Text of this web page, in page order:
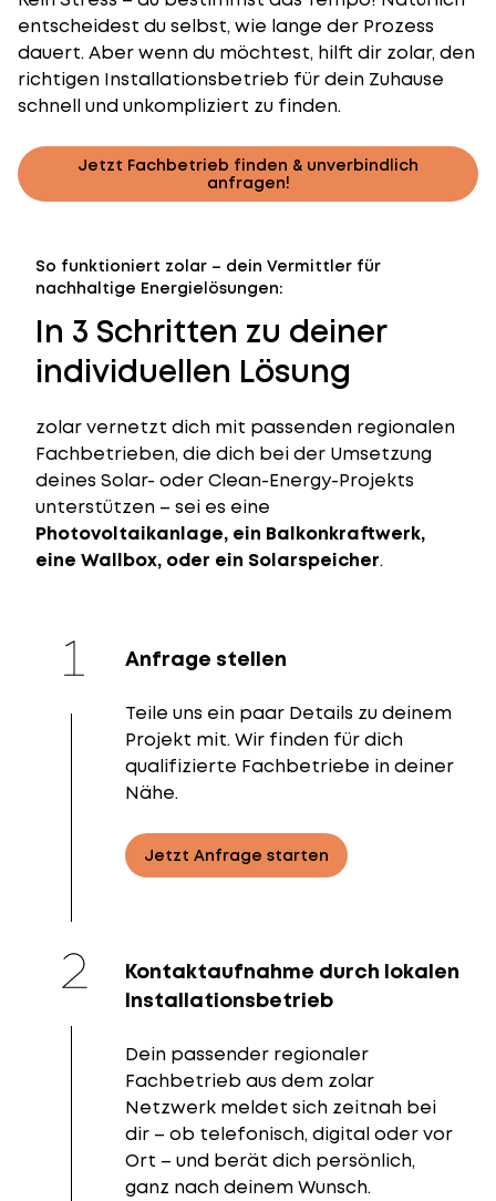
entscheidest du selbst, wie lange der Prozess
dauert. Aber wenn du möchtest, hilft dir zolar, den
richtigen Installationsbetrieb für dein Zuhause
schnell und unkompliziert zu finden.
Jetzt Fachbetrieb finden & unverbindlich
anfragen!
So funktioniert zolar – dein Vermittler für
nachhaltige Energielösungen:
In 3 Schritten zu deiner
individuellen Lösung
zolar vernetzt dich mit passenden regionalen
Fachbetrieben, die dich bei der Umsetzung
deines Solar- oder Clean-Energy-Projekts
unterstützen – sei es eine
Photovoltaikanlage, ein Balkonkraftwerk,
eine Wallbox, oder ein Solarspeicher.
Anfrage stellen
Teile uns ein paar Details zu deinem
Projekt mit. Wir finden für dich
qualifizierte Fachbetriebe in deiner
Nähe.
Jetzt Anfrage starten
Kontaktaufnahme durch lokalen
Installationsbetrieb
Dein passender regionaler
Fachbetrieb aus dem zolar
Netzwerk meldet sich zeitnah bei
dir – ob telefonisch, digital oder vor
Ort – und berät dich persönlich,
ganz nach deinem Wunsch.